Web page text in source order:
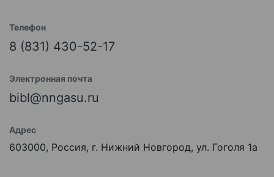
Телефон
8 (831) 430-52-17
Электронная почта
bibl@nngasu.ru
Адрес
603000, Россия, г. Нижний Новгород, ул. Гоголя 1а